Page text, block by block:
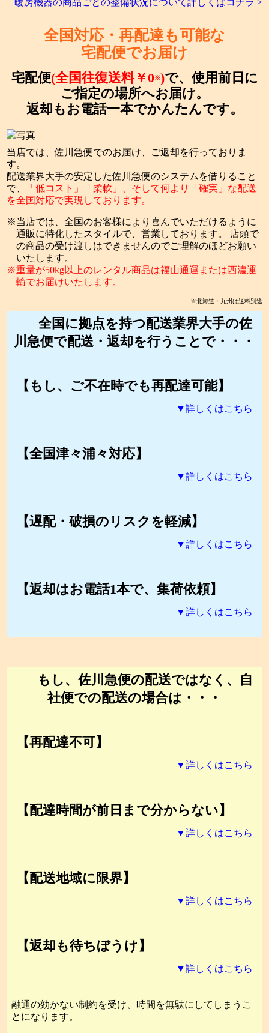
全国対応・再配達も可能な
宅配便でお届け
宅配便(全国往復送料￥0※)で、使用前日に
ご指定の場所へお届け。
返却もお電話一本でかんたんです。
当店では、佐川急便でのお届け、ご返却を行っておりま
す。
配送業界大手の安定した佐川急便のシステムを借りること
で、
「低コスト」「柔軟」、そして何より「確実」な配送
を全国対応で実現しております。
当店では、全国のお客様により喜んでいただけるように
通販に特化したスタイルで、営業しております。 店頭で
の商品の受け渡しはできませんのでご理解のほどお願い
いたします。
重量が50kg以上のレンタル商品は福山通運または西濃運
輸でお届けいたします。
※北海道・九州は送料別途
全国に拠点を持つ配送業界大手の佐
川急便で配送・返却を行うことで・・・
【もし、ご不在時でも再配達可能】
▼詳しくはこちら
【全国津々浦々対応】
▼詳しくはこちら
【遅配・破損のリスクを軽減】
▼詳しくはこちら
【返却はお電話1本で、集荷依頼】
▼詳しくはこちら
もし、佐川急便の配送ではなく、自
社便での配送の場合は・・・
【再配達不可】
▼詳しくはこちら
【配達時間が前日まで分からない】
▼詳しくはこちら
【配送地域に限界】
▼詳しくはこちら
【返却も待ちぼうけ】
▼詳しくはこちら
融通の効かない制約を受け、時間を無駄にしてしまうこ
とになります。